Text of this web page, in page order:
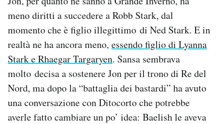
meno diritti a succedere a Robb Stark, dal
momento che è figlio illegittimo di Ned Stark. E in
realtà ne ha ancora meno, essendo figlio di Lyanna
Stark e Rhaegar Targaryen. Sansa sembrava
molto decisa a sostenere Jon per il trono di Re del
Nord, ma dopo la “battaglia dei bastardi” ha avuto
una conversazione con Ditocorto che potrebbe
averle fatto cambiare un po’ idea: Baelish le aveva